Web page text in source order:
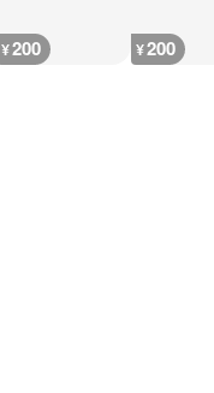
¥200 ¥200